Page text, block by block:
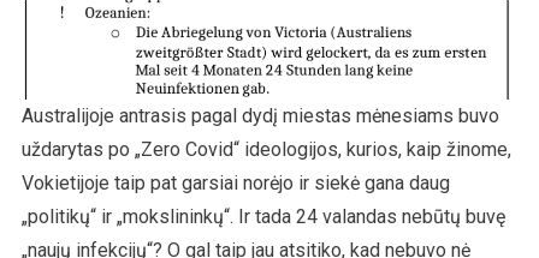
Australijoje antrasis pagal dydį miestas mėnesiams buvo
uždarytas po „Zero Covid“ ideologijos, kurios, kaip žinome,
Vokietijoje taip pat garsiai norėjo ir siekė gana daug
„politikų“ ir „mokslininkų“. Ir tada 24 valandas nebūtų buvę
„naujų infekcijų“? O gal taip jau atsitiko, kad nebuvo nė